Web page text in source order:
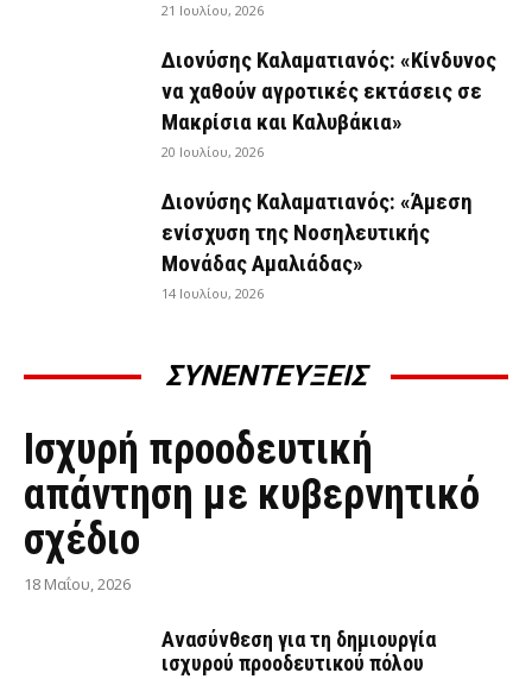
21 Ιουλίου, 2026
Διονύσης Καλαματιανός: «Κίνδυνος
να χαθούν αγροτικές εκτάσεις σε
Μακρίσια και Καλυβάκια»
20 Ιουλίου, 2026
Διονύσης Καλαματιανός: «Άμεση
ενίσχυση της Νοσηλευτικής
Μονάδας Αμαλιάδας»
14 Ιουλίου, 2026
ΣΥΝΕΝΤΕΥΞΕΙΣ
ΣΥΝΕΝΤΕΎΞΕΙΣ
Ισχυρή προοδευτική
απάντηση με κυβερνητικό
σχέδιο
18 Μαΐου, 2026
Ανασύνθεση για τη δημιουργία
ισχυρού προοδευτικού πόλου